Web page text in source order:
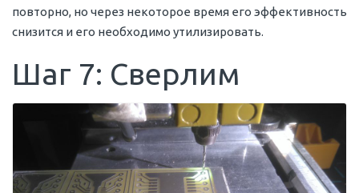
повторно, но через некоторое время его эффективность
снизится и его необходимо утилизировать.
Шаг 7: Сверлим